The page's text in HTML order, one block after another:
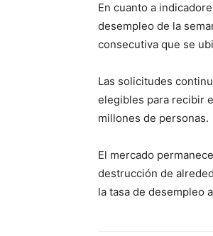
En cuanto a
desempleo de la
consecutiva que se
Las solicitudes
elegibles para recibir
millones de personas.
El mercado
destrucción de
la tasa de desempleo